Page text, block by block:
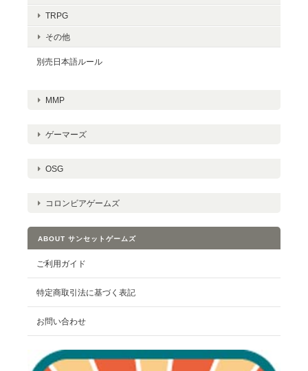
TRPG
その他
別売日本語ルール
MMP
ゲーマーズ
OSG
コロンビアゲームズ
ABOUT サンセットゲームズ
ご利用ガイド
特定商取引法に基づく表記
お問い合わせ